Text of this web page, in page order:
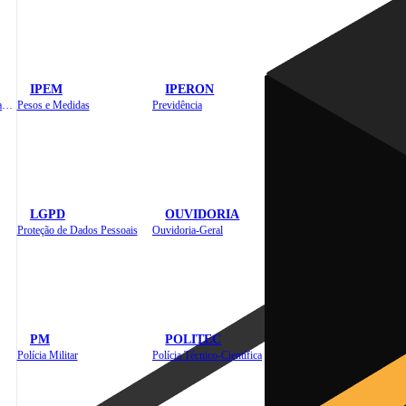
IPEM
Pesos e Medidas
IPERON
Previdência
LGPD
Proteção de Dados Pessoais
OUVIDORIA
Ouvidoria-Geral
PM
Polícia Militar
POLITEC
Polícia Técnico-Científica